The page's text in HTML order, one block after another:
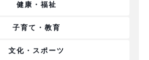
健康・福祉
子育て・教育
文化・スポーツ